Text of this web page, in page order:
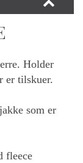
Holder
er tilskuer.
som er
fleece